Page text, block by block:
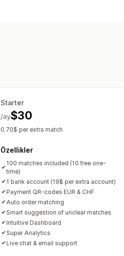
Starter
$30
/ay
0.70$ per extra match
Özellikler
100 matches included (10 free one-
time)
1 bank account (19$ per extra account)
Payment QR-codes EUR & CHF
Auto order matching
Smart suggestion of unclear matches
Intuitive Dashboard
Super Analytics
Live chat & email support